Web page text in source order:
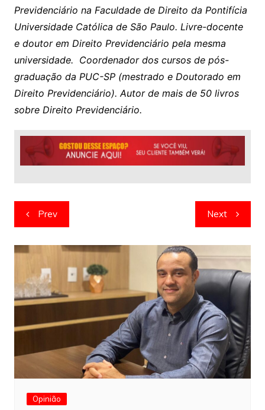
Previdenciário na Faculdade de Direito da Pontifícia
Universidade Católica de São Paulo. Livre-docente
e doutor em Direito Previdenciário pela mesma
universidade. Coordenador dos cursos de pós-
graduação da PUC-SP (mestrado e Doutorado em
Direito Previdenciário). Autor de mais de 50 livros
sobre Direito Previdenciário.
Navegação
de
artigos
Prev Next
Opinião